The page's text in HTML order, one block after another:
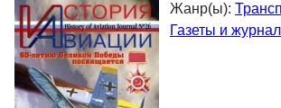
Жанр(ы):
Газеты и